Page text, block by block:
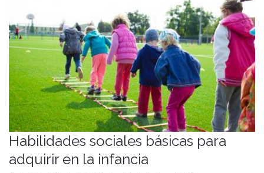
Habilidades sociales básicas para
adquirir en la infancia